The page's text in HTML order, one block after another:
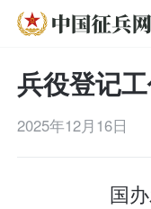
兵役登记
2025年12月16日
国